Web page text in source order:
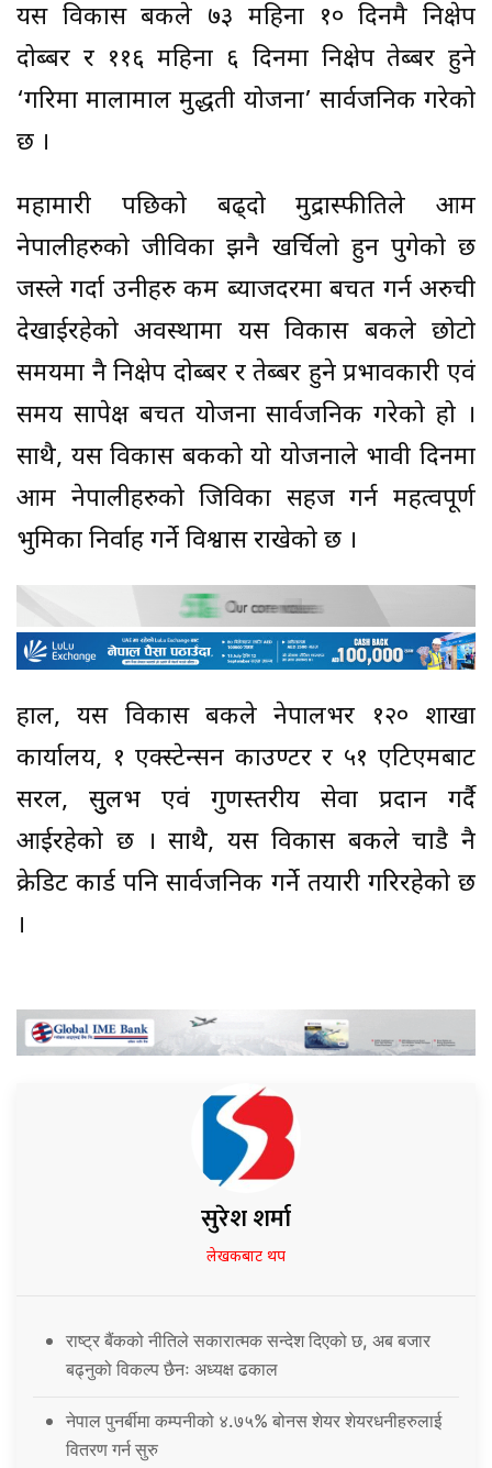
यस विकास बैंकले ७३ महिना १० दिनमै निक्षेप
दोब्बर र ११६ महिना ६ दिनमा निक्षेप तेब्बर हुने
‘गरिमा मालामाल मुद्धती योजना’ सार्वजनिक गरेको
छ ।
महामारी पछिको बढ्दो मुद्रास्फीतिले आम
नेपालीहरुको जीविका झनै खर्चिलो हुन पुगेको छ
जस्ले गर्दा उनीहरु कम ब्याजदरमा बचत गर्न अरुची
देखाईरहेको अवस्थामा यस विकास बैंकले छोटो
समयमा नै निक्षेप दोब्बर र तेब्बर हुने प्रभावकारी एवं
समय सापेक्ष बचत योजना सार्वजनिक गरेको हो ।
साथै, यस विकास बैंकको यो योजनाले भावी दिनमा
आम नेपालीहरुको जिविका सहज गर्न महत्वपूर्ण
भुमिका निर्वाह गर्ने विश्वास राखेको छ ।
हाल, यस विकास बैंकले नेपालभर १२० शाखा
कार्यालय, १ एक्स्टेन्सन काउण्टर र ५१ एटिएमबाट
सरल, सुुलभ एवं गुणस्तरीय सेवा प्रदान गर्दै
आईरहेको छ । साथै, यस विकास बैंकले चाडै नै
क्रेडिट कार्ड पनि सार्वजनिक गर्ने तयारी गरिरहेको छ
।
सुरेश शर्मा
लेखकबाट थप
राष्ट्र बैंकको नीतिले सकारात्मक सन्देश दिएको छ, अब बजार
बढ्नुको विकल्प छैनः अध्यक्ष ढकाल
नेपाल पुनर्बीमा कम्पनीको ४.७५% बोनस शेयर शेयरधनीहरुलाई
वितरण गर्न सुरु